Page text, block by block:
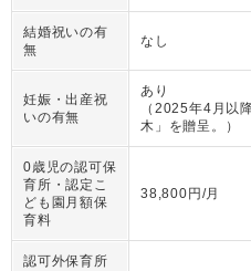
結婚祝いの有
無
なし
妊娠・出産祝
いの有無
あり
（ 2025年4月以
木」を贈呈。
）
0歳児の認可保
育所・認定こ
ども園月額保
育料
38,800円/月
認可外保育所